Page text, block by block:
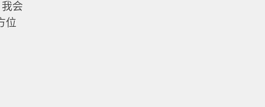
会
位